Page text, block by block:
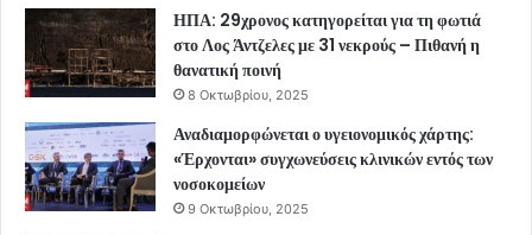
ΗΠΑ: 29χρονος κατηγορείται για τη φωτιά
στο Λος Άντζελες με 31 νεκρούς – Πιθανή η
θανατική ποινή
8 Οκτωβρίου, 2025
Αναδιαμορφώνεται ο υγειονομικός χάρτης:
«Έρχονται» συγχωνεύσεις κλινικών εντός των
νοσοκομείων
9 Οκτωβρίου, 2025